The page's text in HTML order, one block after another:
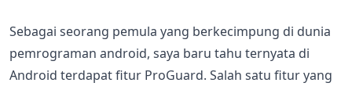
Sebagai seorang pemula yang berkecimpung di dunia
pemrograman android, saya baru tahu ternyata di
Android terdapat fitur ProGuard. Salah satu fitur yang